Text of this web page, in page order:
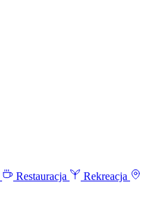
Restauracja
Rekreacja